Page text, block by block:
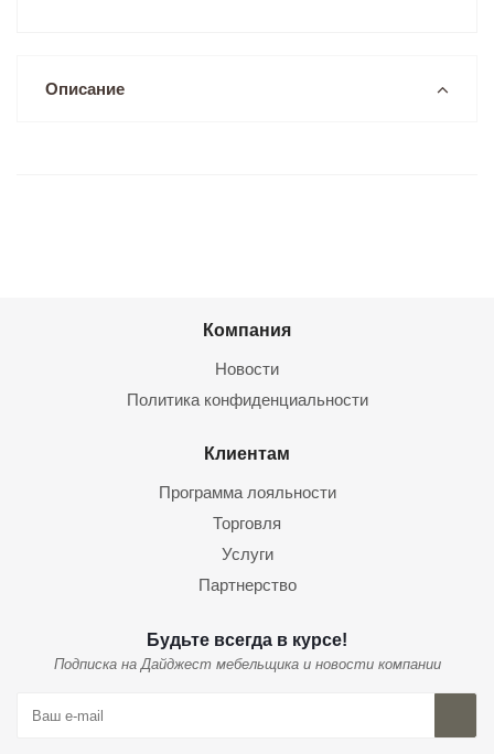
Описание
Компания
Новости
Политика конфиденциальности
Клиентам
Программа лояльности
Торговля
Услуги
Партнерство
Будьте всегда в курсе!
Подписка на Дайджест мебельщика и новости компании